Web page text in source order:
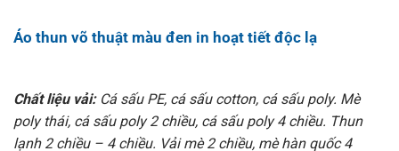
Áo thun võ thuật màu đen in hoạt tiết độc lạ
Chất liệu vải:Cá sấu PE, cá sấu cotton, cá sấu poly. Mè
poly thái, cá sấu poly 2 chiều, cá sấu poly 4 chiều. Thun
lạnh 2 chiều – 4 chiều. Vải mè 2 chiều, mè hàn quốc 4